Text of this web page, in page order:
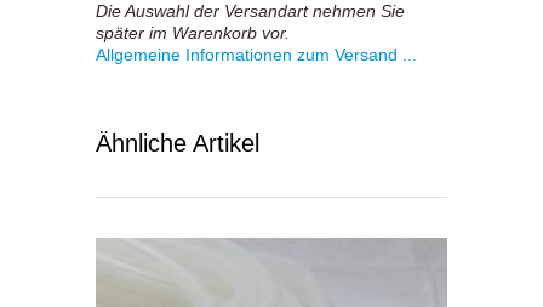
Die Auswahl der Versandart nehmen Sie
später im Warenkorb vor.
Allgemeine Informationen zum Versand ...
Ähnliche Artikel